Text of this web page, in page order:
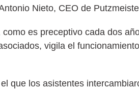
Nieto, CEO de
es preceptivo cada dos
vigila el
que los asistentes